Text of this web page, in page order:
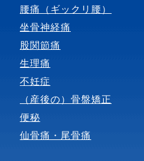
腰痛（ギックリ腰）
坐骨神経痛
股関節痛
生理痛
不妊症
（産後の）骨盤矯正
便秘
仙骨痛・尾骨痛